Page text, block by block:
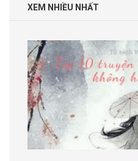
XEM NHIỀU NHẤT